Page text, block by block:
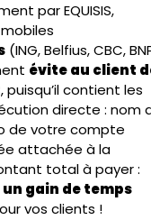
par EQUISIS,
(ING, Belfius, CBC,
évite au client
, puisqu’il contient les
directe : nom
de votre compte
attachée à la
total à payer :
gain de temps
vos clients !